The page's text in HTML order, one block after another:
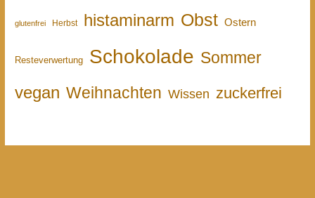
glutenfrei Herbst histaminarm Obst Ostern
Resteverwertung Schokolade Sommer
vegan Weihnachten Wissen zuckerfrei